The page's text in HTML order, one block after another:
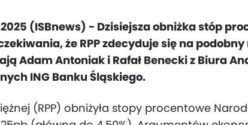
(ISBnews) - Dzisiejsza obniżka stóp
że RPP zdecyduje się na
Adam Antoniak i Rafał Benecki z Biura
ING Banku Śląskiego.
(RPP) obniżyła stopy procentowe